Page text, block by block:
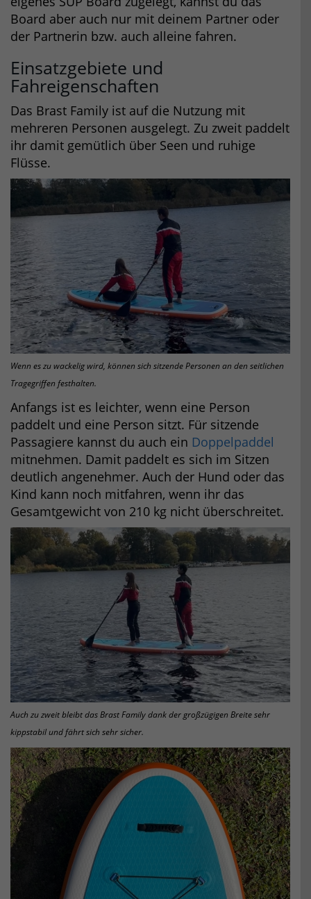
Board aber auch nur mit deinem Partner oder
der Partnerin bzw. auch alleine fahren.
Einsatzgebiete und
Fahreigenschaften
Das Brast Family ist auf die Nutzung mit
mehreren Personen ausgelegt. Zu zweit paddelt
ihr damit gemütlich über Seen und ruhige
Flüsse.
Wenn es zu wackelig wird, können sich sitzende Personen an den seitlichen
Tragegriffen festhalten.
Anfangs ist es leichter, wenn eine Person
paddelt und eine Person sitzt. Für sitzende
Passagiere kannst du auch ein Doppelpaddel
mitnehmen. Damit paddelt es sich im Sitzen
deutlich angenehmer. Auch der Hund oder das
Kind kann noch mitfahren, wenn ihr das
Gesamtgewicht von 210 kg nicht überschreitet.
Auch zu zweit bleibt das Brast Family dank der großzügigen Breite sehr
kippstabil und fährt sich sehr sicher.